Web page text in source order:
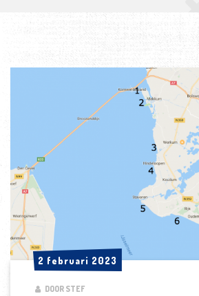
2 februari 2023
2 februari 2023
DOOR STEF